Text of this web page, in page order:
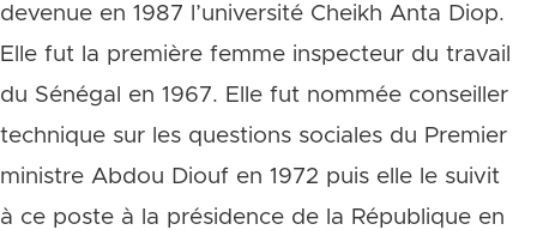
devenue en 1987 l’université Cheikh Anta Diop.
Elle fut la première femme inspecteur du travail
du Sénégal en 1967. Elle fut nommée conseiller
technique sur les questions sociales du Premier
ministre Abdou Diouf en 1972 puis elle le suivit
à ce poste à la présidence de la République en